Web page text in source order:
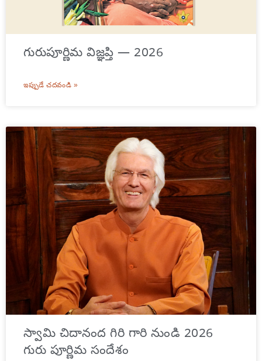
గురుపూర్ణిమ విజ్ఞప్తి — 2026
ఇప్పుడే చదవండి »
స్వామి చిదానంద గిరి గారి నుండి 2026
గురు పూర్ణిమ సందేశం